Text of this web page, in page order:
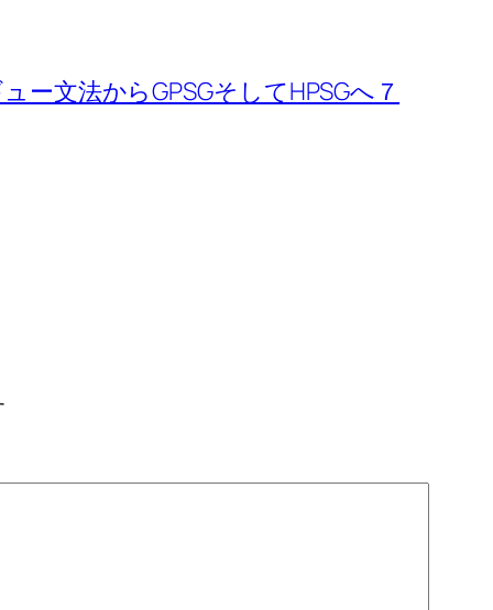
ー文法からGPSGそしてHPSGへ７